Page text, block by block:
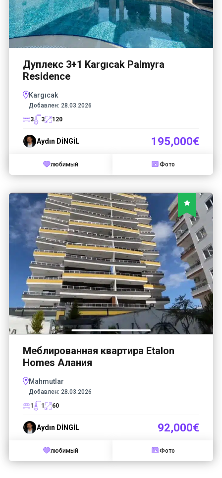
Дуплекс 3+1 Kargıcak Palmyra
Residence
Kargıcak
Добавлен: 28.03.2026
3
3 120
Aydın DİNGİL 195,000€
любимый Фото
Меблированная квартира Etalon
Homes Алания
Mahmutlar
Добавлен: 28.03.2026
1
1 60
Aydın DİNGİL 92,000€
любимый Фото